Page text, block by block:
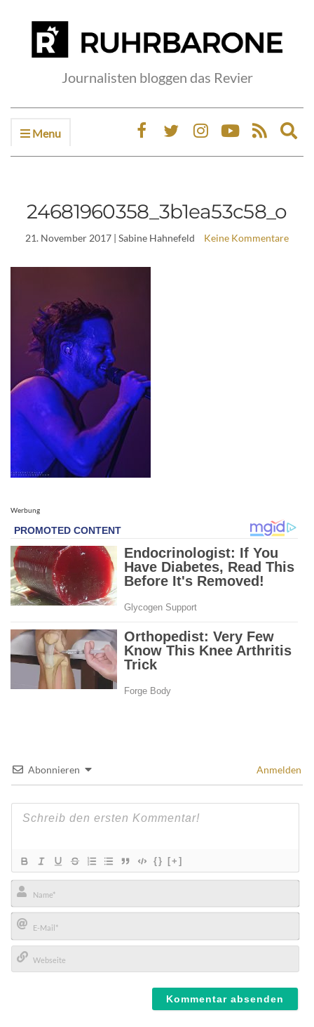
Journalisten bloggen das Revier
Menu
24681960358_3b1ea53c58_o
21. November 2017 | Sabine Hahnefeld Keine Kommentare
Werbung
Abonnieren Anmelden
{} [+]
Name*
E-
Mail*